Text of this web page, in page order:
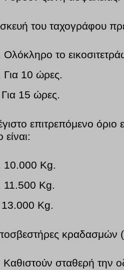
του ταχογράφου
το
10 ώρες.
15 ώρες.
επιτρεπόμενο όριο
10.000 Kg.
11.500 Kg.
Kg.
κραδασμών
σταθερή την